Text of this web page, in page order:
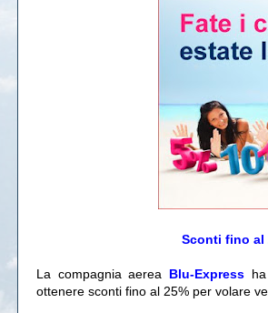
Sconti fino al
La compagnia aerea Blu-Express
ottenere sconti fino al 25% per volare